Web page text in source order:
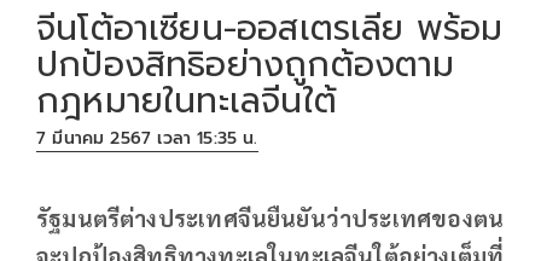
จีนโต้อาเซียน-ออสเตรเลีย พร้อม
ปกป้องสิทธิอย่างถูกต้องตาม
กฎหมายในทะเลจีนใต้
7 มีนาคม 2567 เวลา 15:35 น.
รัฐมนตรีต่างประเทศจีนยืนยันว่าประเทศของตน
จะปกป้องสิทธิทางทะเลในทะเลจีนใต้อย่างเต็มที่